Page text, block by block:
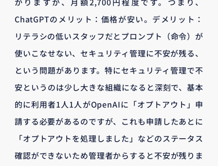
ChatGPTのメリット：価格が安い。デメリット：
リテラシの低いスタッフだとプロンプト（命令）が
使いこなせない、セキュリティ管理に不安が残る、
という問題があります。特にセキュリティ管理で不
安というのは少し大きな組織になると深刻で、基本
的に利用者1人1人がOpenAIに「オプトアウト」申
請する必要があるのですが、これも申請したあとに
「オプトアウトを処理しました」などのステータス
確認ができないため管理者からすると不安が残りま